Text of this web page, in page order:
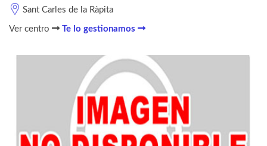
Sant Carles de la Ràpita
Ver centro Te lo gestionamos